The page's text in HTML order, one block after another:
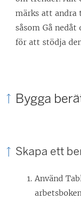
märks att andra
såsom Gå
för att stödja
Bygga
Skapa ett
Använd